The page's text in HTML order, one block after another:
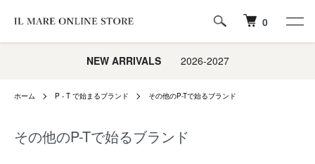
0
NEW ARRIVALS2026-2027
ホーム P - T で始まるブランド その他のP-Tで始るブランド
その他のP-Tで始るブランド